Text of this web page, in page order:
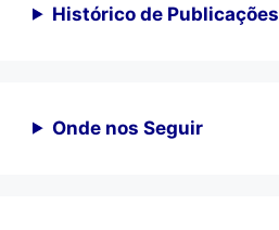
Histórico de Publicações
Onde nos Seguir